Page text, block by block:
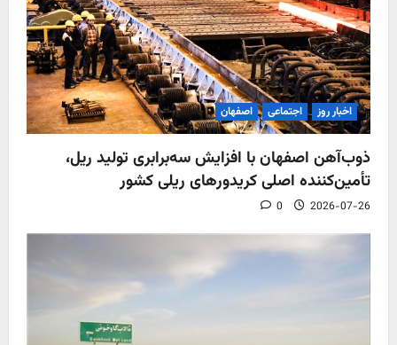
اخبار روز اجتماعی اصفهان
ذوب‌آهن اصفهان با افزایش سه‌برابری تولید ریل،
تأمین‌کننده اصلی کریدورهای ریلی کشور
2026-07-26
0